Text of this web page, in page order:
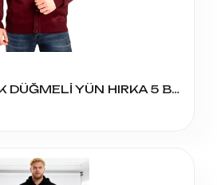
ERKEK DÜZ RENK DÜĞMELİ YÜN HIRKA 5 BEDEN